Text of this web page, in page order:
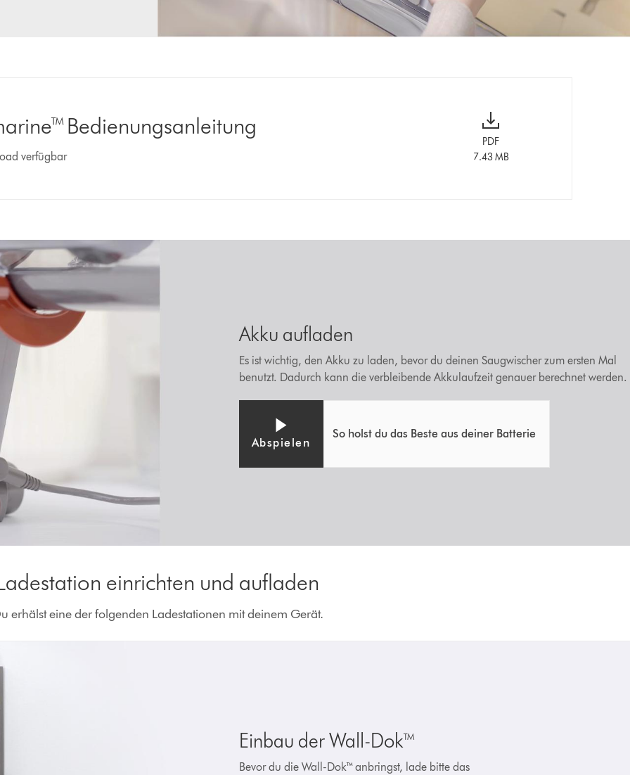
Bedienungsanleitung
verfügbar
PDF
7.43 MB
Akku aufladen
Es ist wichtig, den Akku zu laden, bevor du deinen Saugwischer zum ersten Mal
benutzt. Dadurch kann die verbleibende Akkulaufzeit genauer berechnet werden.
Abspielen
So holst du das Beste aus deiner Batterie
einrichten und aufladen
erhälst eine der folgenden Ladestationen mit deinem Gerät.
Einbau der Wall-Dok™
Bevor du die Wall-Dok™ anbringst, lade bitte das